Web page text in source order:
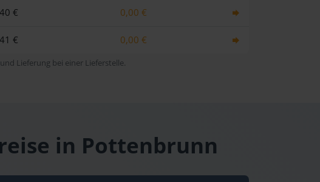
€ 0,00 €
€ 0,00 €
Lieferung bei einer Lieferstelle.
in Pottenbrunn